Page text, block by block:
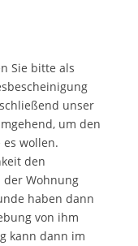
Sie bitte als
unser
um den
wollen.
den
der Wohnung
haben dann
von ihm
kann dann im